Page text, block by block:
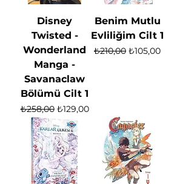
Disney
Twisted -
Wonderland
Manga -
Savanaclaw
Bölümü Cilt 1
Normal Fiyat
₺258,00 İndirimli Fiyat
₺129,00
Benim Mutlu
Evliliğim Cilt 1
Normal Fiyat
₺210,00 İndirimli Fiyat
₺105,00